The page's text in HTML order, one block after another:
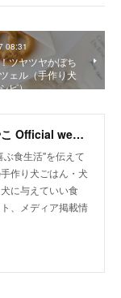
08:31
ツヤツヤかぼち
ェル（手作り犬
ピ）
犬ごはん先生いちかわあやこ Official web site
食生活"を伝えて
作り犬ごはん・犬
に与えていい食
、メディア掲載情